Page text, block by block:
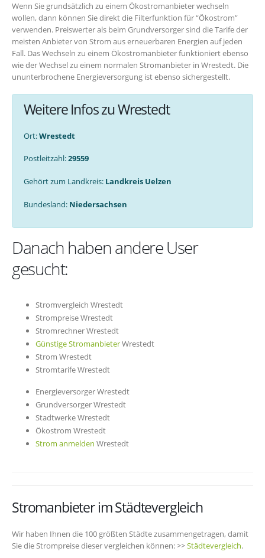
Wenn Sie grundsätzlich zu einem Ökostromanbieter wechseln
wollen, dann können Sie direkt die Filterfunktion für “Ökostrom”
verwenden. Preiswerter als beim Grundversorger sind die Tarife der
meisten Anbieter von Strom aus erneuerbaren Energien auf jeden
Fall. Das Wechseln zu einem Ökostromanbieter funktioniert ebenso
wie der Wechsel zu einem normalen Stromanbieter in Wrestedt. Die
ununterbrochene Energieversorgung ist ebenso sichergestellt.
Weitere Infos zu Wrestedt
Ort:Wrestedt
Postleitzahl:29559
Gehört zum Landkreis: Landkreis Uelzen
Bundesland: Niedersachsen
Danach haben andere User
gesucht:
Stromvergleich Wrestedt
Strompreise Wrestedt
Stromrechner Wrestedt
Günstige StromanbieterWrestedt
Strom Wrestedt
Stromtarife Wrestedt
Energieversorger Wrestedt
Grundversorger Wrestedt
Stadtwerke Wrestedt
Ökostrom Wrestedt
Strom anmelden Wrestedt
Stromanbieter im Städtevergleich
Wir haben Ihnen die 100 größten Städte zusammengetragen, damit
Sie die Strompreise dieser vergleichen können: >>Städtevergleich.